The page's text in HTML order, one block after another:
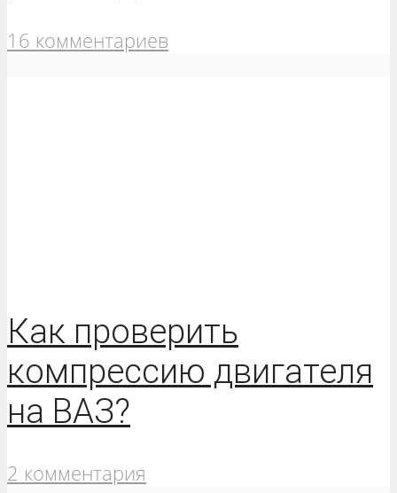
16 комментариев
Как проверить
компрессию двигателя
на ВАЗ?
2 комментария